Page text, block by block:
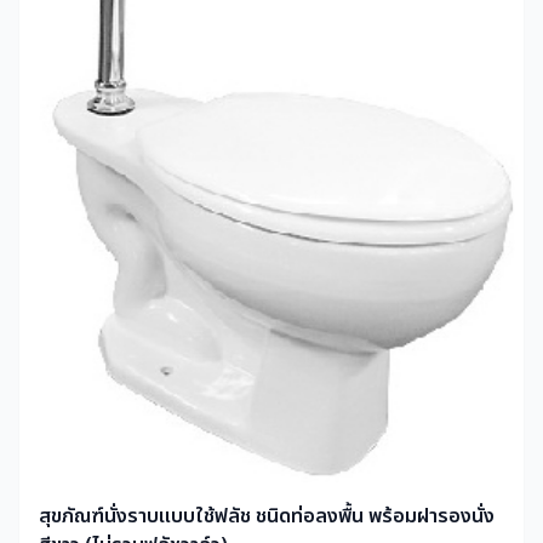
สุขภัณฑ์นั่งราบแบบใช้ฟลัช ชนิดท่อลงพื้น พร้อมฝารองนั่ง